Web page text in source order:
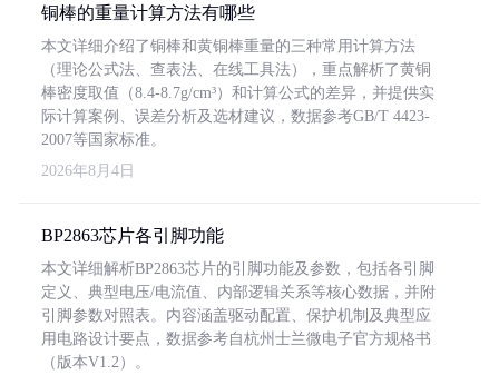
铜棒的重量计算方法有哪些
本文详细介绍了铜棒和黄铜棒重量的三种常用计算方法
（理论公式法、查表法、在线工具法），重点解析了黄铜
棒密度取值（8.4-8.7g/cm³）和计算公式的差异，并提供实
际计算案例、误差分析及选材建议，数据参考GB/T 4423-
2007等国家标准。
2026年8月4日
BP2863芯片各引脚功能
本文详细解析BP2863芯片的引脚功能及参数，包括各引脚
定义、典型电压/电流值、内部逻辑关系等核心数据，并附
引脚参数对照表。内容涵盖驱动配置、保护机制及典型应
用电路设计要点，数据参考自杭州士兰微电子官方规格书
（版本V1.2）。